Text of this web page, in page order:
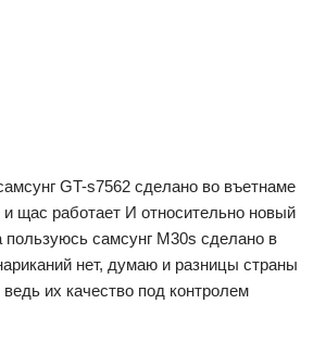
GT-s7562 сделано во въетнаме
и щас работает И относительно новый
пользуюсь самсунг М30s сделано в
нет, думаю и разницы страны
ведь их качество под контролем